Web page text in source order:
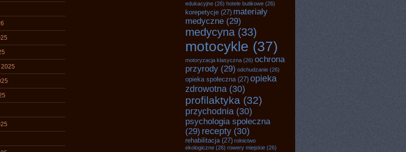
edukacyjne (26) hotele butikowe (26)
korepetycje (27) materiały
medyczne (29)
medycyna(33)
motocykle (37)
motoryzacja klasyczna (26) ochrona
przyrody (29) odchudzanie (26)
opieka społeczna(27) opieka
zdrowotna (30)
profilaktyka (32)
przychodnia (30)
psychologia społeczna
(29) recepty (30)
rehabilitacja(27) rolnictwo
ekologiczne (26) rowery miejskie (26)